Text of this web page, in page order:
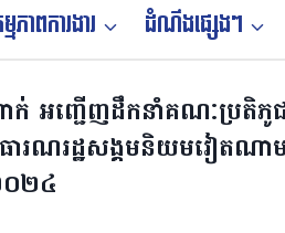
ភាពការងារ ដំណឹងផ្សេងៗ
ាក់ អញ្ជើញដឹកនាំគណៈប្រតិ
ធារណរដ្ឋសង្គមនិយមវៀត
០២៤